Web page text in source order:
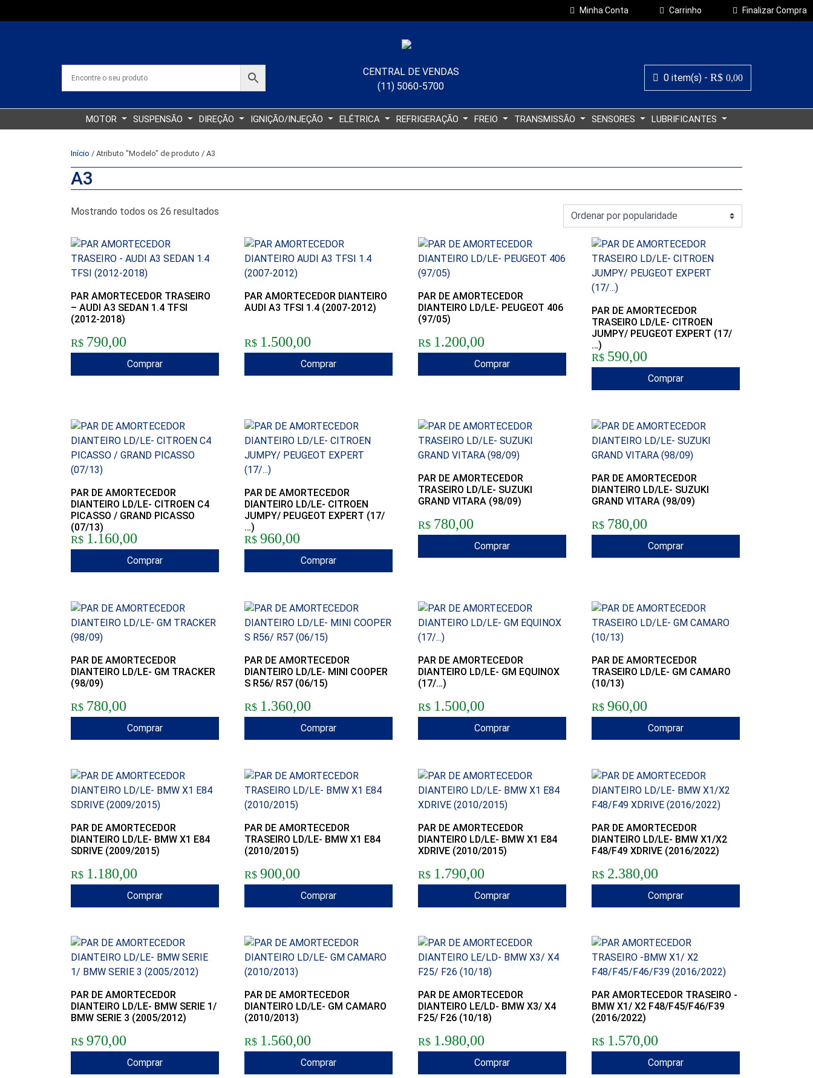
Minha Conta Carrinho Finalizar Compra
CENTRAL DE VENDAS
(11) 5060-5700
0 item(s) - R$ 0,00
MOTOR SUSPENSÃO DIREÇÃO IGNIÇÃO/INJEÇÃO ELÉTRICA REFRIGERAÇÃO FREIO TRANSMISSÃO SENSORES LUBRIFICANTES
Início / Atributo "Modelo" de produto / A3
A3
Mostrando todos os 26 resultados
PAR AMORTECEDOR TRASEIRO
– AUDI A3 SEDAN 1.4 TFSI
(2012-2018)
R$ 790,00
Comprar
PAR AMORTECEDOR DIANTEIRO
AUDI A3 TFSI 1.4 (2007-2012)
R$ 1.500,00
Comprar
PAR DE AMORTECEDOR
DIANTEIRO LD/LE- PEUGEOT 406
(97/05)
R$ 1.200,00
Comprar
PAR DE AMORTECEDOR
TRASEIRO LD/LE- CITROEN
JUMPY/ PEUGEOT EXPERT (17/
…)
R$ 590,00
Comprar
PAR DE AMORTECEDOR
DIANTEIRO LD/LE- CITROEN C4
PICASSO / GRAND PICASSO
(07/13)
R$ 1.160,00
Comprar
PAR DE AMORTECEDOR
DIANTEIRO LD/LE- CITROEN
JUMPY/ PEUGEOT EXPERT (17/
…)
R$ 960,00
Comprar
PAR DE AMORTECEDOR
TRASEIRO LD/LE- SUZUKI
GRAND VITARA (98/09)
R$ 780,00
Comprar
PAR DE AMORTECEDOR
DIANTEIRO LD/LE- SUZUKI
GRAND VITARA (98/09)
R$ 780,00
Comprar
PAR DE AMORTECEDOR
DIANTEIRO LD/LE- GM TRACKER
(98/09)
R$ 780,00
Comprar
PAR DE AMORTECEDOR
DIANTEIRO LD/LE- MINI COOPER
S R56/ R57 (06/15)
R$ 1.360,00
Comprar
PAR DE AMORTECEDOR
DIANTEIRO LD/LE- GM EQUINOX
(17/…)
R$ 1.500,00
Comprar
PAR DE AMORTECEDOR
TRASEIRO LD/LE- GM CAMARO
(10/13)
R$ 960,00
Comprar
PAR DE AMORTECEDOR
DIANTEIRO LD/LE- BMW X1 E84
SDRIVE (2009/2015)
R$ 1.180,00
Comprar
PAR DE AMORTECEDOR
TRASEIRO LD/LE- BMW X1 E84
(2010/2015)
R$ 900,00
Comprar
PAR DE AMORTECEDOR
DIANTEIRO LD/LE- BMW X1 E84
XDRIVE (2010/2015)
R$ 1.790,00
Comprar
PAR DE AMORTECEDOR
DIANTEIRO LD/LE- BMW X1/X2
F48/F49 XDRIVE (2016/2022)
R$ 2.380,00
Comprar
PAR DE AMORTECEDOR
DIANTEIRO LD/LE- BMW SERIE 1/
BMW SERIE 3 (2005/2012)
R$ 970,00
Comprar
PAR DE AMORTECEDOR
DIANTEIRO LD/LE- GM CAMARO
(2010/2013)
R$ 1.560,00
Comprar
PAR DE AMORTECEDOR
DIANTEIRO LE/LD- BMW X3/ X4
F25/ F26 (10/18)
R$ 1.980,00
Comprar
PAR AMORTECEDOR TRASEIRO -
BMW X1/ X2 F48/F45/F46/F39
(2016/2022)
R$ 1.570,00
Comprar